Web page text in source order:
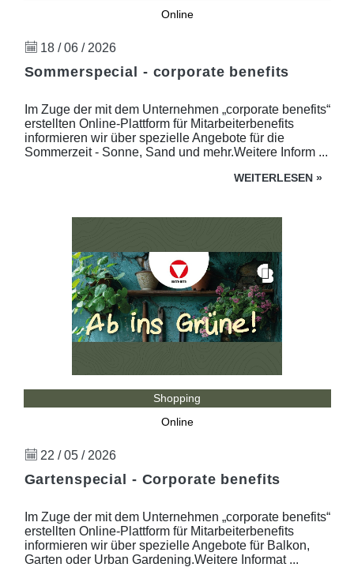
Online
18 / 06 / 2026
Sommerspecial - corporate benefits
Im Zuge der mit dem Unternehmen „corporate benefits“
erstellten Online-Plattform für Mitarbeiterbenefits
informieren wir über spezielle Angebote für die
Sommerzeit - Sonne, Sand und mehr.Weitere Inform ...
WEITERLESEN »
Shopping
Online
22 / 05 / 2026
Gartenspecial - Corporate benefits
Im Zuge der mit dem Unternehmen „corporate benefits“
erstellten Online-Plattform für Mitarbeiterbenefits
informieren wir über spezielle Angebote für Balkon,
Garten oder Urban Gardening.Weitere Informat ...